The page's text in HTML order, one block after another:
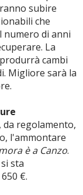
subire
che
numero di anni
La
cambi
Migliore sarà la
, da regolamento,
l'ammontare
è a Canzo.
sta
€.